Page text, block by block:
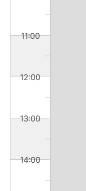
11:00
12:00
13:00
14:00